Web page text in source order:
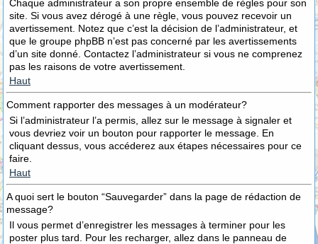
Chaque administrateur a son propre ensemble de règles pour son
site. Si vous avez dérogé à une règle, vous pouvez recevoir un
avertissement. Notez que c’est la décision de l’administrateur, et
que le groupe phpBB n’est pas concerné par les avertissements
d’un site donné. Contactez l’administrateur si vous ne comprenez
pas les raisons de votre avertissement.
Haut
Comment rapporter des messages à un modérateur?
Si l’administrateur l’a permis, allez sur le message à signaler et
vous devriez voir un bouton pour rapporter le message. En
cliquant dessus, vous accéderez aux étapes nécessaires pour ce
faire.
Haut
A quoi sert le bouton “Sauvegarder” dans la page de rédaction de
message?
Il vous permet d’enregistrer les messages à terminer pour les
poster plus tard. Pour les recharger, allez dans le panneau de